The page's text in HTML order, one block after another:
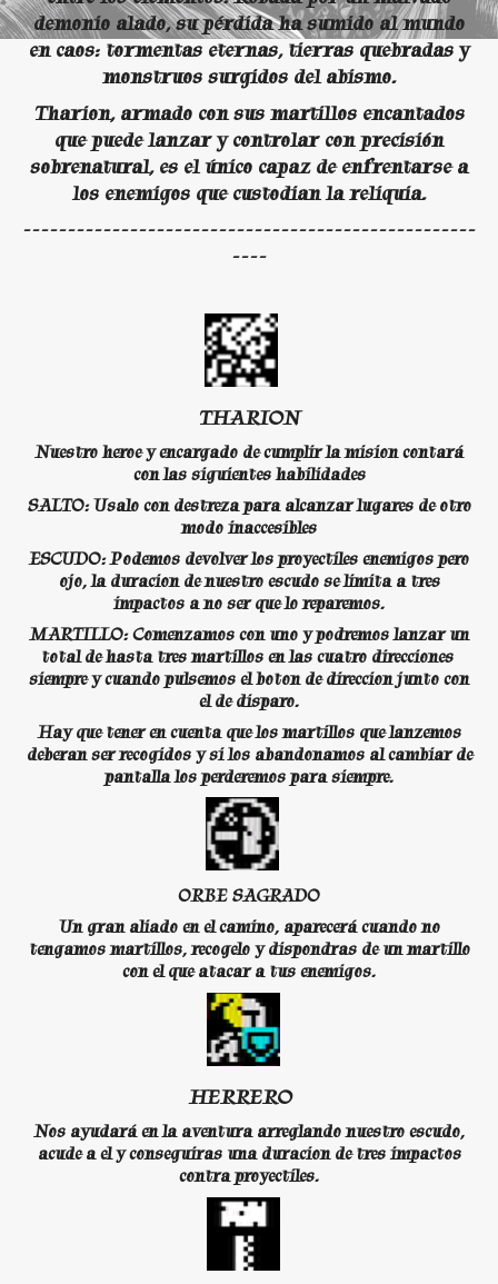
demonio alado, su pérdida ha sumido al mundo
en caos: tormentas eternas, tierras quebradas y
monstruos surgidos del abismo.
Tharion, armado con sus martillos encantados
que puede lanzar y controlar con precisión
sobrenatural, es el único capaz de enfrentarse a
los enemigos que custodian la reliquia.
---------------------------------------------------
----
THARION
Nuestro heroe y encargado de cumplir la mision contará
con las siguientes habilidades
SALTO: Usalo con destreza para alcanzar lugares de otro
modo inaccesibles
ESCUDO: Podemos devolver los proyectiles enemigos pero
ojo, la duracion de nuestro escudo se limita a tres
impactos a no ser que lo reparemos.
MARTILLO: Comenzamos con uno y podremos lanzar un
total de hasta tres martillos en las cuatro direcciones
siempre y cuando pulsemos el boton de direccion junto con
el de disparo.
Hay que tener en cuenta que los martillos que lanzemos
deberan ser recogidos y si los abandonamos al cambiar de
pantalla los perderemos para siempre.
ORBE SAGRADO
Un gran aliado en el camino, aparecerá cuando no
tengamos martillos, recogelo y dispondras de un martillo
con el que atacar a tus enemigos.
HERRERO
Nos ayudará en la aventura arreglando nuestro escudo,
acude a el y conseguiras una duracion de tres impactos
contra proyectiles.